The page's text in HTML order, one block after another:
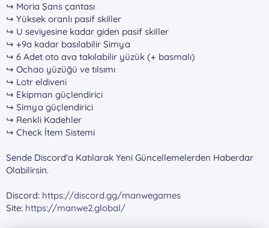
↪ Moria Şans çantası
↪ Yüksek oranlı pasif skiller
↪ U seviyesine kadar giden pasif skiller
↪ +9a kadar basılabilir Simya
↪ 6 Adet oto ava takılabilir yüzük (+ basmalı)
↪ Ochao yüzüğü ve tılsımı
↪ Lotr eldiveni
↪ Ekipman güçlendirici
↪ Simya güçlendirici
↪ Renkli Kadehler
↪ Check İtem Sistemi
Sende Discord'a Katılarak Yeni Güncellemelerden Haberdar
Olabilirsin.
Discord: https://discord.gg/manwegames
Site: https://manwe2.global/